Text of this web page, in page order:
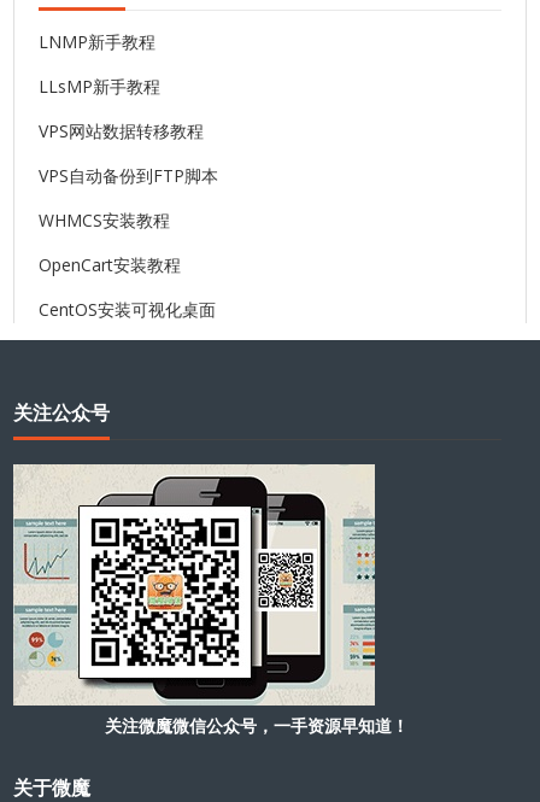
LNMP新手教程
LLsMP新手教程
VPS网站数据转移教程
VPS自动备份到FTP脚本
WHMCS安装教程
OpenCart安装教程
CentOS安装可视化桌面
关注公众号
关注微魔微信公众号，一手资源早知道！
关于微魔